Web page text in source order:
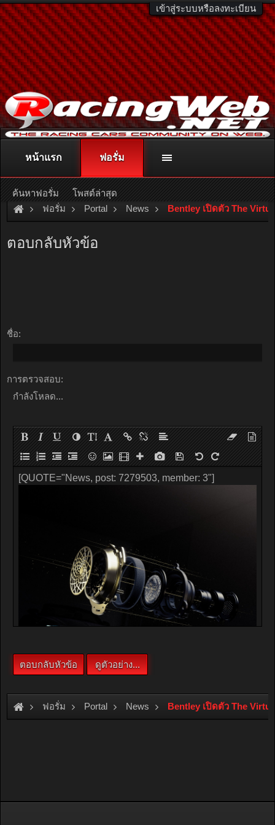
เข้าสู่ระบบหรือลงทะเบียน
ติดต่อลงโฆษณา racingweb@gmail.comหรือโทร. 081-811-1138
หรืออ่านรายละเอียดเพิ่มเติม คลิกที่นี่
ฟอรั่ม Portal News Bentley เปิดตัว The
ตอบกลับหัวข้อ
ชื่อ:
การตรวจสอบ:
กำลังโหลด...
ฟอรั่ม Portal News Bentley เปิดตัว The
หน้าแรก ฟอรั่ม
ค้นหาฟอรั่ม โพสต์ล่าสุด